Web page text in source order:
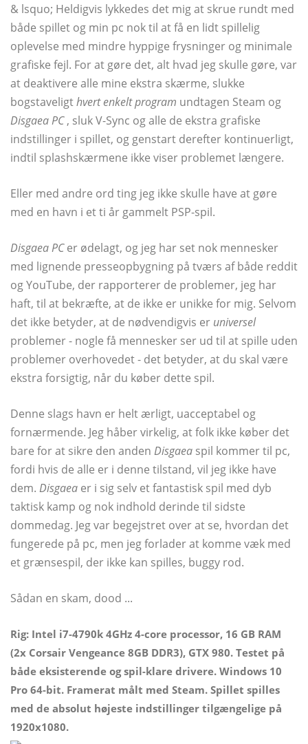
& lsquo; Heldigvis lykkedes det mig at skrue rundt med
både spillet og min pc nok til at få en lidt spillelig
oplevelse med mindre hyppige frysninger og minimale
grafiske fejl. For at gøre det, alt hvad jeg skulle gøre, var
at deaktivere alle mine ekstra skærme, slukke
bogstaveligthvert enkelt program undtagen Steam og
Disgaea PC, sluk V-Sync og alle de ekstra grafiske
indstillinger i spillet, og genstart derefter kontinuerligt,
indtil splashskærmene ikke viser problemet længere.
Eller med andre ord ting jeg ikke skulle have at gøre
med en havn i et ti år gammelt PSP-spil.
Disgaea PCer ødelagt, og jeg har set nok mennesker
med lignende presseopbygning på tværs af både reddit
og YouTube, der rapporterer de problemer, jeg har
haft, til at bekræfte, at de ikke er unikke for mig. Selvom
det ikke betyder, at de nødvendigvis er universel
problemer - nogle få mennesker ser ud til at spille uden
problemer overhovedet - det betyder, at du skal være
ekstra forsigtig, når du køber dette spil.
Denne slags havn er helt ærligt, uacceptabel og
fornærmende. Jeg håber virkelig, at folk ikke køber det
bare for at sikre den anden Disgaea spil kommer til pc,
fordi hvis de alle er i denne tilstand, vil jeg ikke have
dem. Disgaea er i sig selv et fantastisk spil med dyb
taktisk kamp og nok indhold derinde til sidste
dommedag. Jeg var begejstret over at se, hvordan det
fungerede på pc, men jeg forlader at komme væk med
et grænsespil, der ikke kan spilles, buggy rod.
Sådan en skam, dood ...
Rig: Intel i7-4790k 4GHz 4-core processor, 16 GB RAM
(2x Corsair Vengeance 8GB DDR3), GTX 980. Testet på
både eksisterende og spil-klare drivere. Windows 10
Pro 64-bit. Framerat målt med Steam. Spillet spilles
med de absolut højeste indstillinger tilgængelige på
1920x1080.